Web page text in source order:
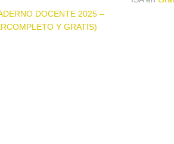
DOCENTE 2025 –
Y GRATIS)